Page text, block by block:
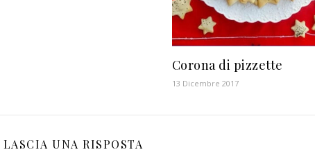
Corona di pizzette
13 Dicembre 2017
LASCIA UNA RISPOSTA